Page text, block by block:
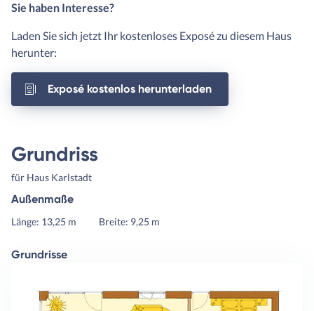
Sie haben Interesse?
Laden Sie sich jetzt Ihr kostenloses Exposé zu diesem Haus
herunter:
Exposé kostenlos herunterladen
Grundriss
für Haus Karlstadt
Außenmaße
Länge: 13,25 m Breite: 9,25 m
Grundrisse